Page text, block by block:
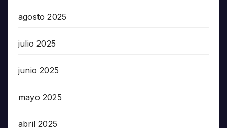
agosto 2025
julio 2025
junio 2025
mayo 2025
abril 2025